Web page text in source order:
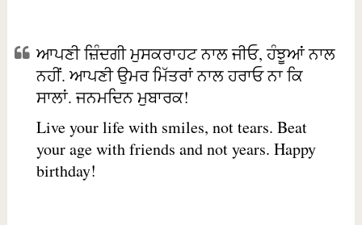
ਆਪਣੀ ਜ਼ਿੰਦਗੀ ਮੁਸਕਰਾਹਟ ਨਾਲ ਜੀਓ, ਹੰਝੂਆਂ ਨਾਲ
ਨਹੀਂ. ਆਪਣੀ ਉਮਰ ਮਿੱਤਰਾਂ ਨਾਲ ਹਰਾਓ ਨਾ ਕਿ
ਸਾਲਾਂ. ਜਨਮਦਿਨ ਮੁਬਾਰਕ!
Live your life with smiles, not tears. Beat
your age with friends and not years. Happy
birthday!